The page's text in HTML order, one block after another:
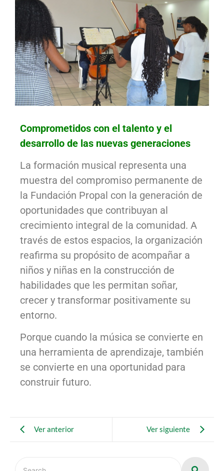
Comprometidos con el talento y el
desarrollo de las nuevas generaciones
La formación musical representa una
muestra del compromiso permanente de
la Fundación Propal con la generación de
oportunidades que contribuyan al
crecimiento integral de la comunidad. A
través de estos espacios, la organización
reafirma su propósito de acompañar a
niños y niñas en la construcción de
habilidades que les permitan soñar,
crecer y transformar positivamente su
entorno.
Porque cuando la música se convierte en
una herramienta de aprendizaje, también
se convierte en una oportunidad para
construir futuro.
Ver anterior Ver siguiente